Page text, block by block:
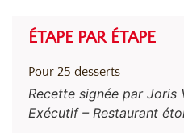
ÉTAPE PAR ÉTAPE
Pour 25 desserts
Recette signée par Joris
Exécutif – Restaurant